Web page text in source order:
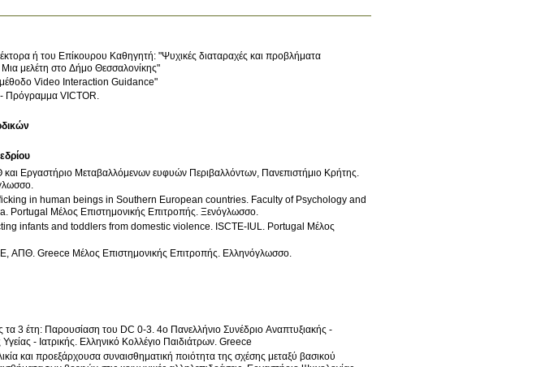
ή του Επίκουρου Καθηγητή: "Ψυχικές διαταραχές και προβλήματα
μελέτη στο Δήμο Θεσσαλονίκης"
μέθοδο Video Interaction Guidance"
Πρόγραμμα VICTOR.
Εργαστήριο Μεταβαλλόμενων ευφυών Περιβαλλόντων, Πανεπιστήμιο Κρήτης
in human beings in Southern European countries Faculty of Psychology and
Portugal Μέλος Επιστημονικής Επιτροπής Ξενόγλωσσο
infants and toddlers from domestic violence ISCTE-IUL Portugal Μέλος
ΑΠΘ Greece Μέλος Επιστημονικής Επιτροπής Ελληνόγλωσσο
τα 3 έτη: Παρουσίαση του DC 0-3. 4ο Πανελλήνιο Συνέδριο Αναπτυξιακής -
. Ελληνικό Κολλέγιο Παιδιάτρων. Greece
και προεξάρχουσα συναισθηματική ποιότητα της σχέσης μεταξύ βασικού